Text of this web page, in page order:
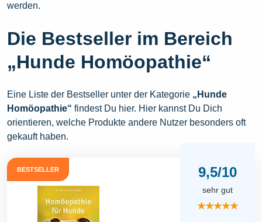
werden.
Die Bestseller im Bereich
„Hunde Homöopathie“
Eine Liste der Bestseller unter der Kategorie „Hunde
Homöopathie“ findest Du hier. Hier kannst Du Dich
orientieren, welche Produkte andere Nutzer besonders oft
gekauft haben.
BESTSELLER 9,5/10
sehr gut
★★★★★